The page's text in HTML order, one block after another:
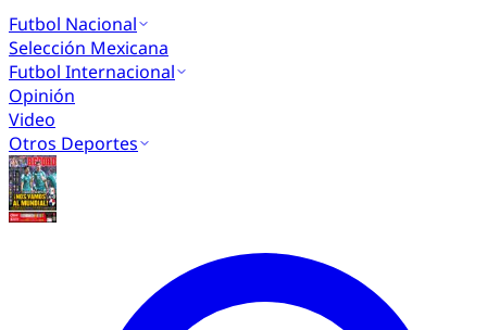
Futbol Nacional
Selección Mexicana
Futbol Internacional
Opinión
Video
Otros Deportes